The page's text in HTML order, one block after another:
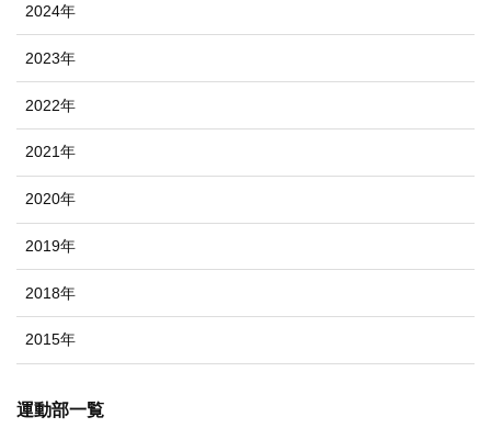
2024年
2023年
2022年
2021年
2020年
2019年
2018年
2015年
運動部一覧